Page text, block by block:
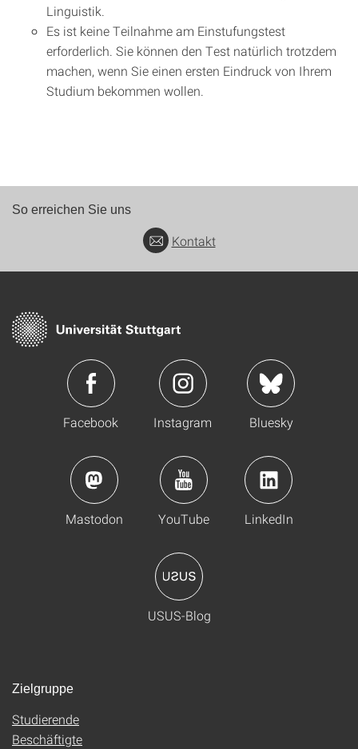
Linguistik.
Es ist keine Teilnahme am Einstufungstest
erforderlich. Sie können den Test natürlich trotzdem
machen, wenn Sie einen ersten Eindruck von Ihrem
Studium bekommen wollen.
So erreichen Sie uns
Kontakt
Facebook Instagram Bluesky
Mastodon YouTube LinkedIn
USUS-Blog
Zielgruppe
Studierende
Beschäftigte